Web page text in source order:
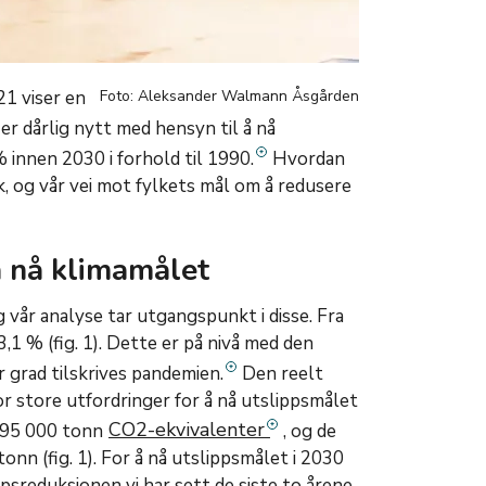
Foto: Aleksander Walmann Åsgården
viser en
dårlig nytt med hensyn til å nå
innen 2030 i forhold til 1990.
Hvordan
vår vei mot fylkets mål om å redusere
klimamålet
analyse tar utgangspunkt i disse. Fra
% (fig. 1). Dette er på nivå med den
grad tilskrives pandemien.
Den reelt
store utfordringer for å nå utslippsmålet
000 tonn CO2-ekvivalenter
, og de
(fig. 1). For å nå utslippsmålet i 2030